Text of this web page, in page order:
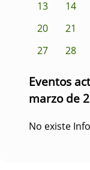
13
14
20
21
27
28
Eventos
marzo de
No existe